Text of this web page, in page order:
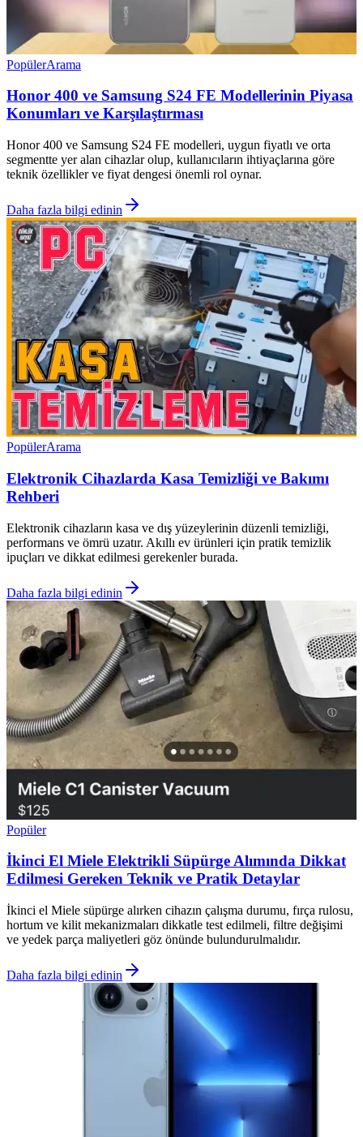
PopülerArama
Honor 400 ve Samsung S24 FE Modellerinin Piyasa
Konumları ve Karşılaştırması
Honor 400 ve Samsung S24 FE modelleri, uygun fiyatlı ve orta
segmentte yer alan cihazlar olup, kullanıcıların ihtiyaçlarına göre
teknik özellikler ve fiyat dengesi önemli rol oynar.
Daha fazla bilgi edinin
PopülerArama
Elektronik Cihazlarda Kasa Temizliği ve Bakımı
Rehberi
Elektronik cihazların kasa ve dış yüzeylerinin düzenli temizliği,
performans ve ömrü uzatır. Akıllı ev ürünleri için pratik temizlik
ipuçları ve dikkat edilmesi gerekenler burada.
Daha fazla bilgi edinin
Popüler
İkinci El Miele Elektrikli Süpürge Alımında Dikkat
Edilmesi Gereken Teknik ve Pratik Detaylar
İkinci el Miele süpürge alırken cihazın çalışma durumu, fırça rulosu,
hortum ve kilit mekanizmaları dikkatle test edilmeli, filtre değişimi
ve yedek parça maliyetleri göz önünde bulundurulmalıdır.
Daha fazla bilgi edinin